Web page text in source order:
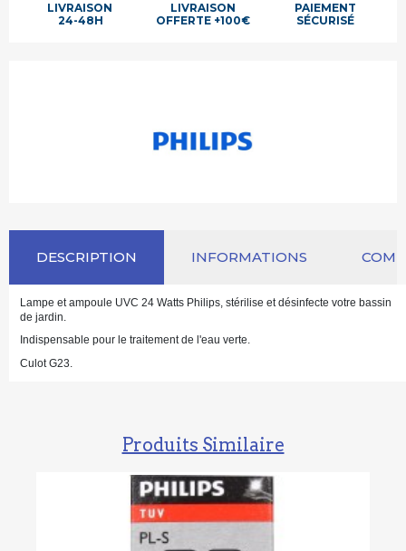
LIVRAISON
24-48H
LIVRAISON
OFFERTE +100€
PAIEMENT
SÉCURISÉ
DESCRIPTION INFORMATIONS
Lampe et ampoule UVC 24 Watts Philips, stérilise et désinfecte votre bassin
de jardin.
Indispensable pour le traitement de l'eau verte.
Culot G23.
Produits Similaire